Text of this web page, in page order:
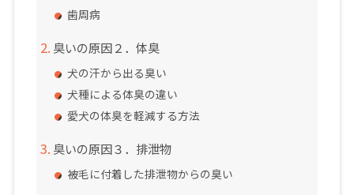
歯周病
臭いの原因２．体臭
犬の汗から出る臭い
犬種による体臭の違い
愛犬の体臭を軽減する方法
臭いの原因３．排泄物
被毛に付着した排泄物からの臭い